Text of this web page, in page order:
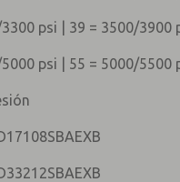
psi | 39 = 3500/3900
psi | 55 = 5000/5500